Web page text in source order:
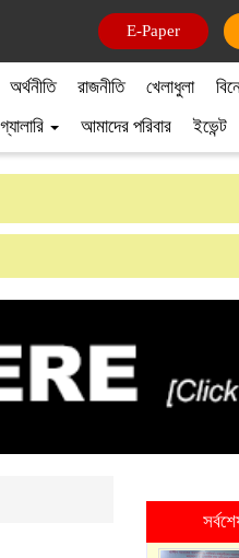
ই-পেপার
অর্থনীতি রাজনীতি খেলাধুলা
গ্যালারি আমাদের পরিবার ইভেন্ট